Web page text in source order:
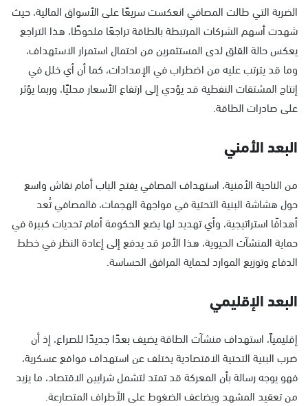
الضربة التي طالت المصافي انعكست سريعًا على الأسواق المالية، حيث
شهدت أسهم الشركات المرتبطة بالطاقة تراجعًا ملحوظًا، هذا التراجع
يعكس حالة القلق لدى المستثمرين من احتمال استمرار الاستهداف،
وما قد يترتب عليه من اضطراب في الإمدادات، كما أن أي خلل في
إنتاج المشتقات النفطية قد يؤدي إلى ارتفاع الأسعار محليًا، وربما يؤثر
على صادرات الطاقة.
البعد الأمني
من الناحية الأمنية، استهداف المصافي يفتح الباب أمام نقاش واسع
حول هشاشة البنية التحتية في مواجهة الهجمات، فالمصافي تُعد
أهدافًا استراتيجية، وأي تهديد لها يضع الحكومة أمام تحديات كبيرة في
حماية المنشآت الحيوية، هذا الأمر قد يدفع إلى إعادة النظر في خطط
الدفاع وتوزيع الموارد لحماية المرافق الحساسة.
البعد الإقليمي
إقليمياً، استهداف منشآت الطاقة يضيف بعدًا جديدًا للصراع، إذ أن
ضرب البنية التحتية الاقتصادية يختلف عن استهداف مواقع عسكرية،
فهو يوجه رسالة بأن المعركة قد تمتد لتشمل شرايين الاقتصاد، ما يزيد
من تعقيد المشهد ويضاعف الضغوط على الأطراف المتصارعة.